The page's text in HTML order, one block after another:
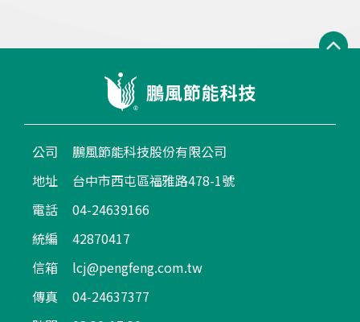
公司
鵬風節能科技股份有限公司
地址
台中市西屯區福雅路478-1號
電話
04-24639166
統編
42870417
信箱
lcj@pengfeng.com.tw
傳真
04-24637377